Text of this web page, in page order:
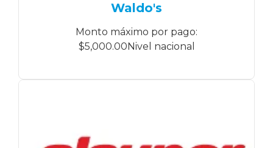
Waldo's
Monto máximo por pago:
$5,000.00Nivel nacional